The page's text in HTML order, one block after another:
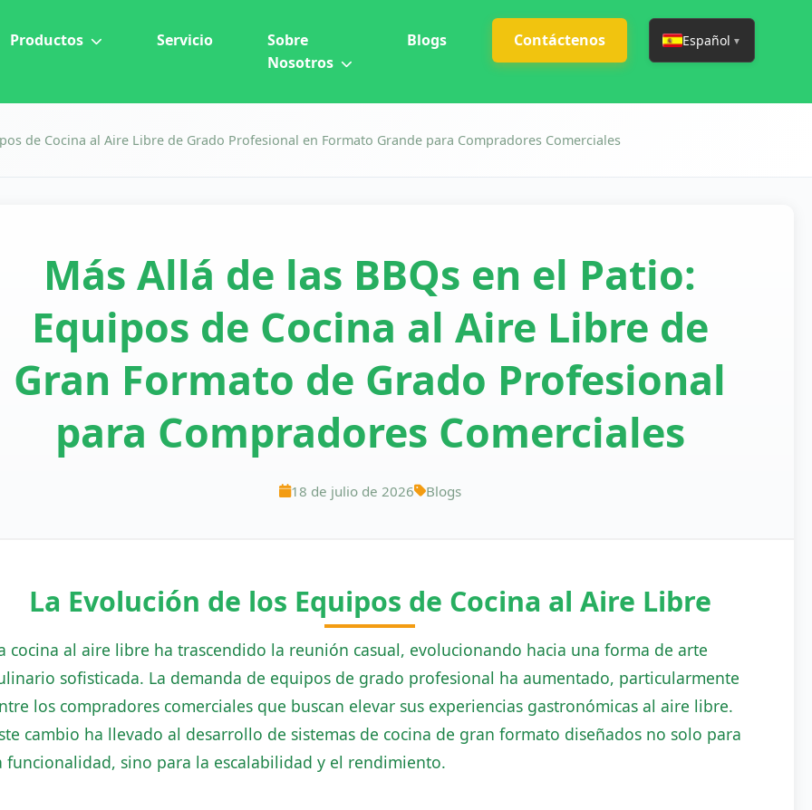
Productos Servicio
Sobre
Nosotros
Blogs Contáctenos Español ▼
de Cocina al Aire Libre de Grado Profesional en Formato Grande para Compradores Comerciales
Más Allá de las BBQs en el Patio:
Equipos de Cocina al Aire Libre de
Gran Formato de Grado Profesional
para Compradores Comerciales
18 de julio de 2026 Blogs
La Evolución de los Equipos de Cocina al Aire Libre
cocina al aire libre ha trascendido la reunión casual, evolucionando hacia una forma de arte
sofisticada. La demanda de equipos de grado profesional ha aumentado, particularmente
los compradores comerciales que buscan elevar sus experiencias gastronómicas al aire libre.
cambio ha llevado al desarrollo de sistemas de cocina de gran formato diseñados no solo para
funcionalidad, sino para la escalabilidad y el rendimiento.